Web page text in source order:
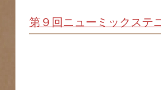
第９回ニューミックステ